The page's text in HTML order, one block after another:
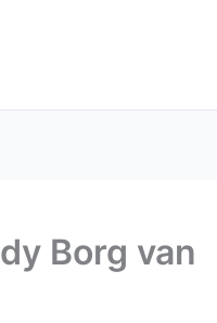
Borg van